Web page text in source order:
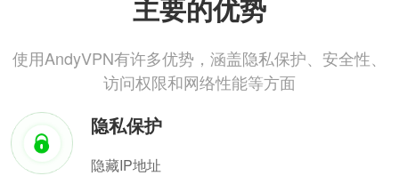
主要的优势
使用AndyVPN有许多优势，涵盖隐私保护、安全性、
访问权限和网络性能等方面
隐私保护
隐藏IP地址